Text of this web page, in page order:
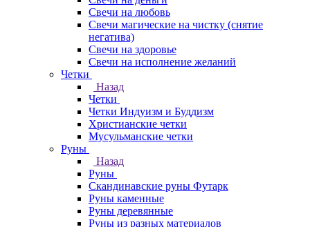
Свечи на любовь
Свечи магические на чистку (снятие
негатива)
Свечи на здоровье
Свечи на исполнение желаний
Четки
Назад
Четки
Четки Индуизм и Буддизм
Христианские четки
Мусульманские четки
Руны
Назад
Руны
Скандинавские руны Футарк
Руны каменные
Руны деревянные
Руны из разных материалов